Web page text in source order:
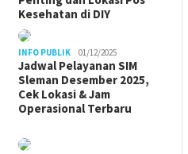
Kesehatan di DIY
INFO PUBLIK 01/12/2025
Jadwal Pelayanan SIM
Sleman Desember 2025,
Cek Lokasi & Jam
Operasional Terbaru